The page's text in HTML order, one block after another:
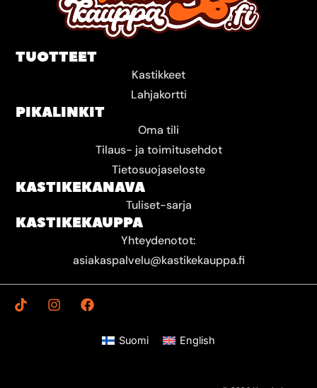
TUOTTEET
Kastikkeet
Lahjakortti
PIKALINKIT
Oma tili
Tilaus- ja toimitusehdot
Tietosuojaseloste
KASTIKEKANAVA
Tuliset-sarja
KASTIKEKAUPPA
Yhteydenotot:
asiakaspalvelu@kastikekauppa.fi
T
i
I
n
F
a
Suomi English